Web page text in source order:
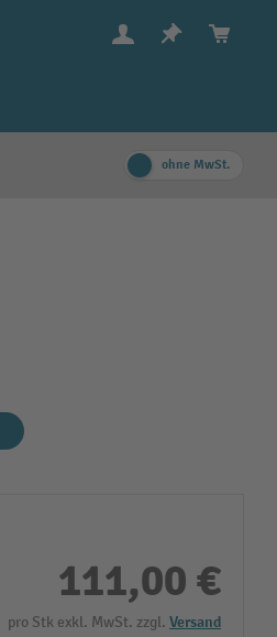
ohne MwSt.
111,00 €
pro Stk exkl. MwSt. zzgl. Versand